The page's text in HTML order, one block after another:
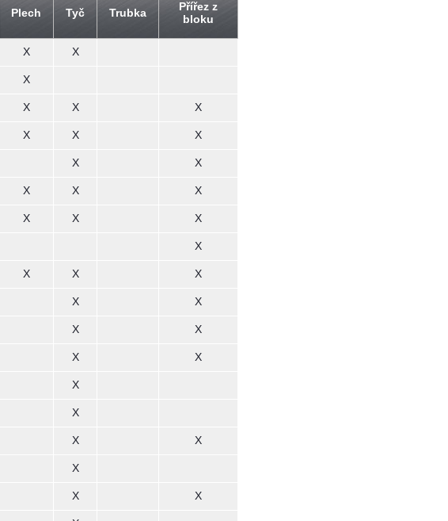
Plech Tyč Trubka
Přířez z
bloku
X X
X
X X X
X X X
X X
X X X
X X X
X
X X X
X X
X X
X X
X
X
X X
X
X X